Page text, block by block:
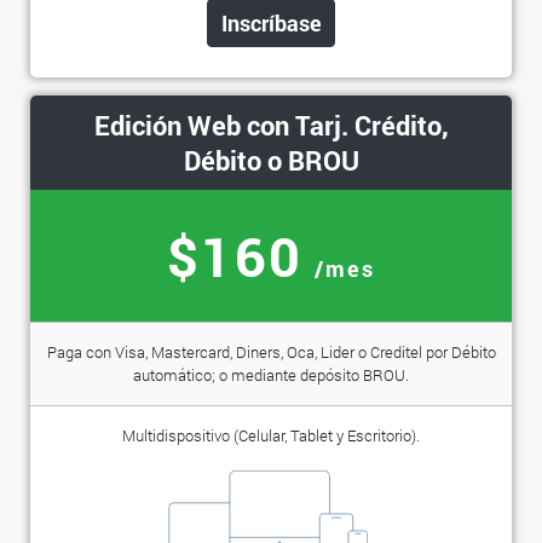
Inscríbase
Edición Web con Tarj. Crédito,
Débito o BROU
$160 /mes
Paga con Visa, Mastercard, Diners, Oca, Lider o Creditel por Débito
automático; o mediante depósito BROU.
Multidispositivo (Celular, Tablet y Escritorio).